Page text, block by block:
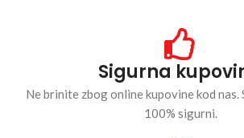
Sigurna
Ne brinite zbog online kupovine kod nas.
100% sigurni.